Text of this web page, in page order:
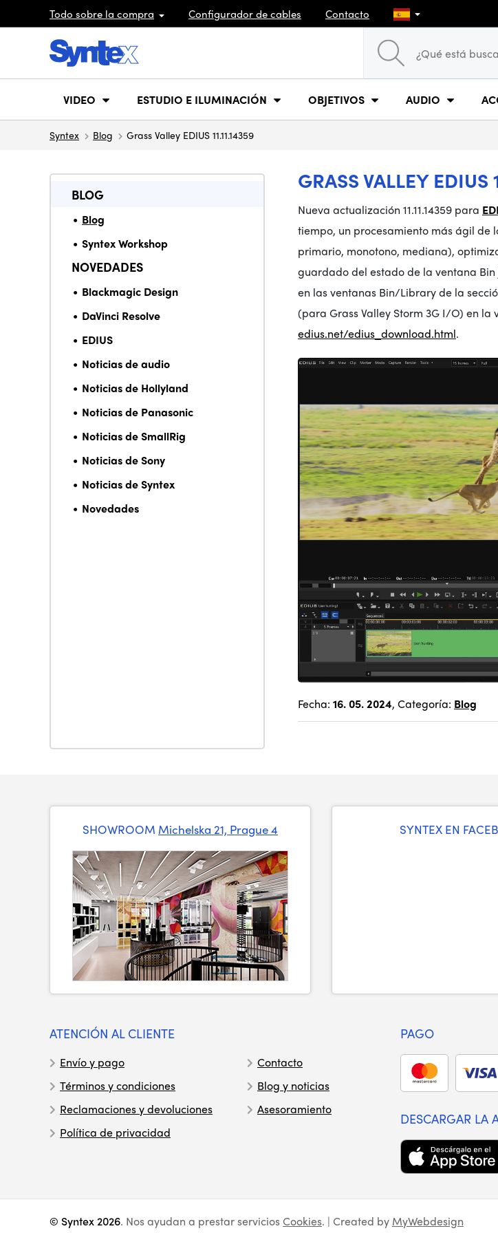
Todo sobre la compra Configurador de cables Contacto
VIDEO ESTUDIO E ILUMINACIÓN OBJETIVOS AUDIO
Syntex Blog Grass Valley EDIUS 11.11.14359
GRASS VALLEY EDIUS
BLOG
Blog
Syntex Workshop
NOVEDADES
Blackmagic Design
DaVinci Resolve
EDIUS
Noticias de audio
Noticias de Hollyland
Noticias de Panasonic
Noticias de SmallRig
Noticias de Sony
Noticias de Syntex
Novedades
Nueva actualización 11.11.14359 para
tiempo, un procesamiento más ágil de
primario, monotono, mediana),
guardado del estado de la ventana
en las ventanas Bin/Library de la
(para Grass Valley Storm 3G I/O) en la
edius.net/edius_download.html.
Fecha: 16. 05. 2024, Categoría: Blog
SHOWROOM Michelska 21, Prague 4 SYNTEX EN
ATENCIÓN AL CLIENTE
Envío y pago
Términos y condiciones
Reclamaciones y devoluciones
Política de privacidad
Contacto
Blog y noticias
Asesoramiento
PAGO
DESCARGAR LA
© Syntex 2026. Nos ayudan a prestar serviciosCookies. | Created by MyWebdesign